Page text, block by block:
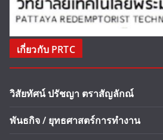
เกี่ยวกับ PRTC
วิสัยทัศน์ ปรัชญา ตราสัญลักณ์
พันธกิจ / ยุทธศาสตร์การทำงาน